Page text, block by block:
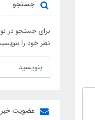
جستجو
برای جستجو در
نظر خود را
عضویت